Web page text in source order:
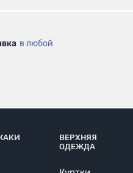
в любой
ВЕРХНЯЯ
ОДЕЖДА